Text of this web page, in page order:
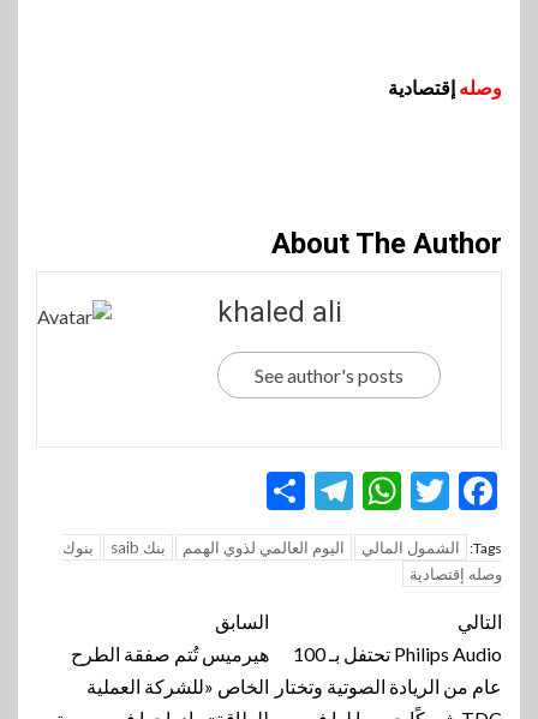
وصله إقتصادية
About The Author
khaled ali
See author's posts
Facebook
Twitter
WhatsApp
Telegram
Tags: الشمول المالي اليوم العالمي لذوي الهمم بنك saib
بنوك
وصله إقتصادية
تنقل
المقالة
السابق
هيرميس تُتم صفقة الطرح
الخاص «للشركة العملية
التالي
Philips Audio تحتفل بـ 100
عام من الريادة الصوتية وتختار